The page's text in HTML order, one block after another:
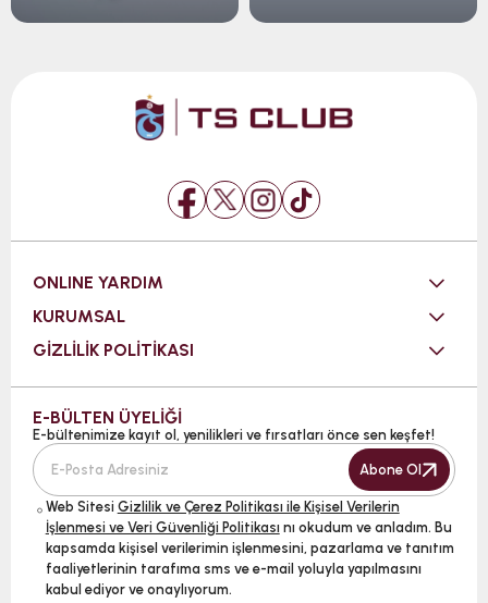
ONLINE YARDIM
KURUMSAL
GİZLİLİK POLİTİKASI
E-BÜLTEN ÜYELİĞİ
E-bültenimize kayıt ol, yenilikleri ve fırsatları önce sen keşfet!
Abone Ol
Web Sitesi Gizlilik ve Çerez Politikası ile Kişisel Verilerin
İşlenmesi ve Veri Güvenliği Politikası nı okudum ve anladım. Bu
kapsamda kişisel verilerimin işlenmesini, pazarlama ve tanıtım
faaliyetlerinin tarafıma sms ve e-mail yoluyla yapılmasını
kabul ediyor ve onaylıyorum.